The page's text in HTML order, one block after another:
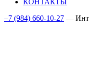
КОНТАКТЫ
+7 (984) 660-10-27 —